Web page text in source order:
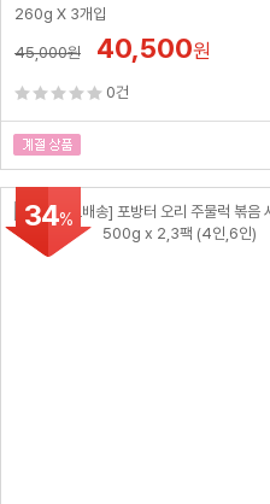
260g X 3개입
45,000원 40,500원
0건
34%